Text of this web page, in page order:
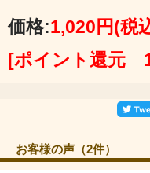
価格:1,020円(税
[ポイント還元
お客様の声（2件）